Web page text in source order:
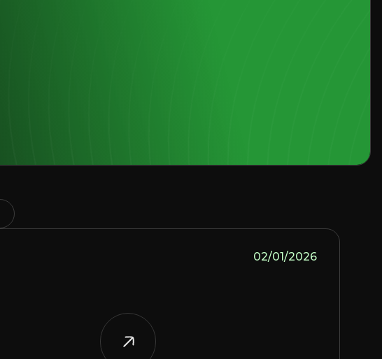
02/01/2026